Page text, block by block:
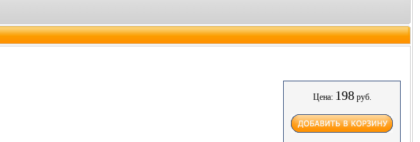
Цена: 198руб.